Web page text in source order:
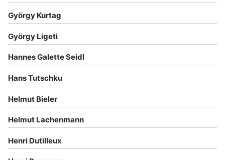
György Kurtag
György Ligeti
Hannes Galette Seidl
Hans Tutschku
Helmut Bieler
Helmut Lachenmann
Henri Dutilleux